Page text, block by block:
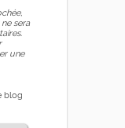
sera
une
blog